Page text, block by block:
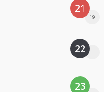
21
19
22
23